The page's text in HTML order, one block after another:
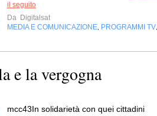
il seguito
Da Digitalsat
MEDIA E COMUNICAZIONE PROGRAMMI TV
e la vergogna
mcc43In solidarietà con quei cittadini